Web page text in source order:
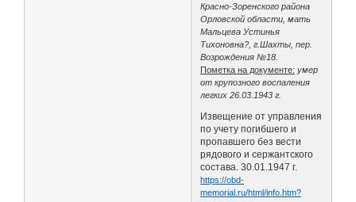
Красно-Зоренского района
Орловской области, мать
Мальцева Устинья
Тихоновна?, г.Шахты, пер.
Возрождения №18.
Пометка на документе: умер
от крупозного воспаления
легких 26.03.1943 г.
Извещение от управления
по учету погибшего и
пропавшего без вести
рядового и сержантского
состава. 30.01.1947 г.
https://obd-
memorial.ru/html/info.htm?